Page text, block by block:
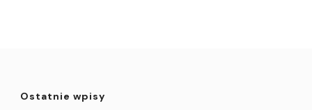
Ostatnie wpisy